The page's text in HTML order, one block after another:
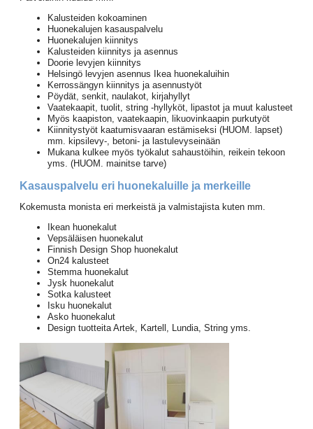
Kalusteiden kokoaminen
Huonekalujen kasauspalvelu
Huonekalujen kiinnitys
Kalusteiden kiinnitys ja asennus
Doorie levyjen kiinnitys
Helsingö levyjen asennus Ikea huonekaluihin
Kerrossängyn kiinnitys ja asennustyöt
Pöydät, senkit, naulakot, kirjahyllyt
Vaatekaapit, tuolit, string -hyllyköt, lipastot ja muut kalusteet
Myös kaapiston, vaatekaapin, likuovinkaapin purkutyöt
Kiinnitystyöt kaatumisvaaran estämiseksi (HUOM. lapset)
mm. kipsilevy-, betoni- ja lastulevyseinään
Mukana kulkee myös työkalut sahaustöihin, reikein tekoon
yms. (HUOM. mainitse tarve)
Kasauspalvelu eri huonekaluille ja merkeille
Kokemusta monista eri merkeistä ja valmistajista kuten mm.
Ikean huonekalut
Vepsäläisen huonekalut
Finnish Design Shop huonekalut
On24 kalusteet
Stemma huonekalut
Jysk huonekalut
Sotka kalusteet
Isku huonekalut
Asko huonekalut
Design tuotteita Artek, Kartell, Lundia, String yms.